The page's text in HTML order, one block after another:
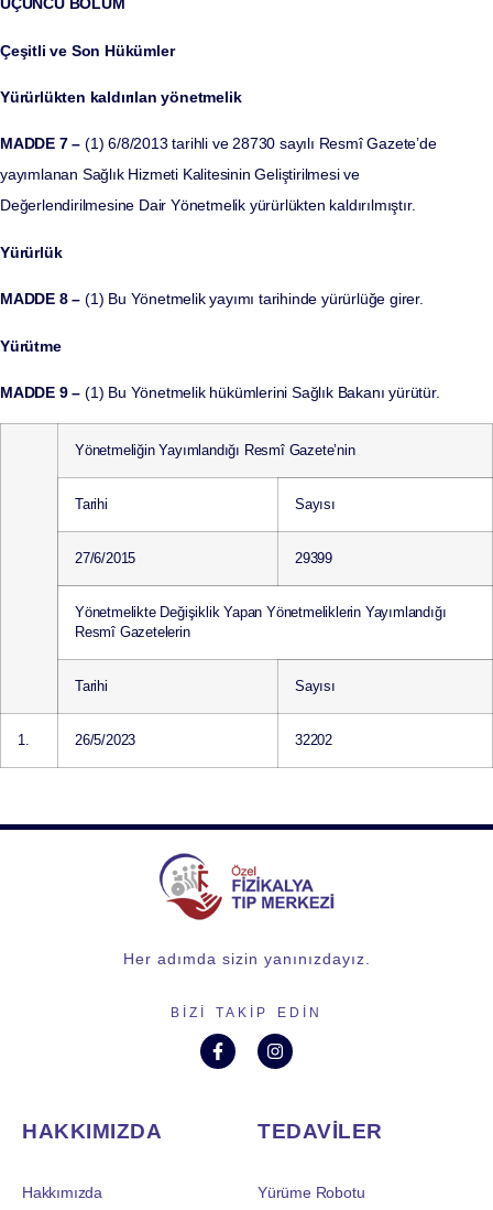
Çeşitli ve Son Hükümler
Yürürlükten kaldırılan yönetmelik
MADDE 7 – (1) 6/8/2013 tarihli ve 28730 sayılı Resmî Gazete’de
yayımlanan Sağlık Hizmeti Kalitesinin Geliştirilmesi ve
Değerlendirilmesine Dair Yönetmelik yürürlükten kaldırılmıştır.
Yürürlük
MADDE 8 – (1) Bu Yönetmelik yayımı tarihinde yürürlüğe girer.
Yürütme
MADDE 9 – (1) Bu Yönetmelik hükümlerini Sağlık Bakanı yürütür.
Yönetmeliğin Yayımlandığı Resmî Gazete’nin
Tarihi Sayısı
27/6/2015 29399
Yönetmelikte Değişiklik Yapan Yönetmeliklerin Yayımlandığı
Resmî Gazetelerin
Tarihi Sayısı
1. 26/5/2023 32202
Her adımda sizin yanınızdayız.
BIZI TAKIP EDIN
HAKKIMIZDA
Hakkımızda
TEDAVİLER
Yürüme Robotu